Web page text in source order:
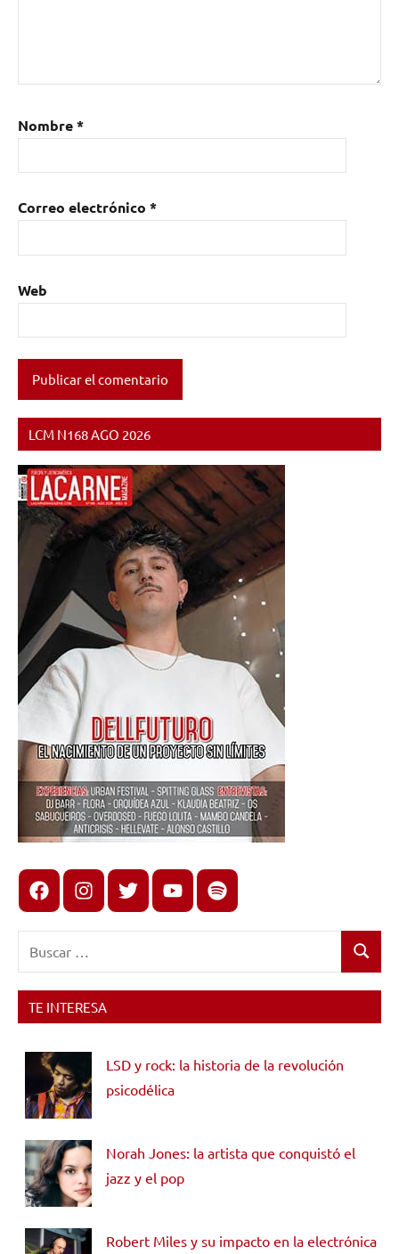
Nombre*
Correo electrónico *
Web
LCM N168 AGO 2026
FacebookInstagram
X youtubespotify
Buscar
TE INTERESA
LSD y rock: la historia de la revolución
psicodélica
Norah Jones: la artista que conquistó el
jazz y el pop
Robert Miles y su impacto en la electrónica